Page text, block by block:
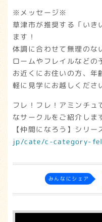
※メッセージ※
草津市が推奨する「いき
ます！
体調に合わせて無理のな
ロームやフレイルなどの
お近くにお住いの方、
軽に見学にお越しくださ
フレ！フレ！アミンチ
なサークルをご紹介しま
【仲間になろう】シリー
jp/cate/c-category-
みんなにシェア